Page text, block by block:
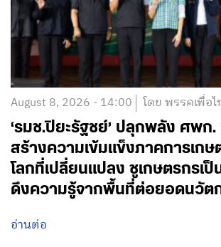
August 8, 2026 - 14:00 โดย พรรคเพื่อ
‘รมช.ปิยะรัฐชย์’ ปลุกพลัง ศพก.
สร้างความเข้มแข็งภาคการเกษ
โลกที่เปลี่ยนแปลง ชูเกษตรกรเ
ดึงความรู้จากพื้นที่ต่อยอดนวัต
อ่านต่อ